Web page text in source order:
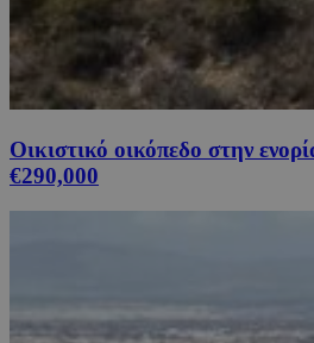
Οικιστικό οικόπεδο στην
€290,000